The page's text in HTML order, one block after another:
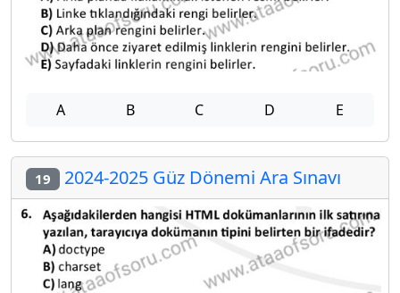
A B C D E
19 2024-2025 Güz Dönemi Ara Sınavı